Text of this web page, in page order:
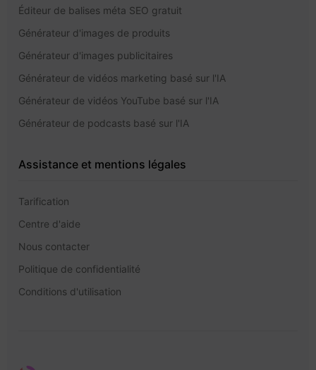
Éditeur de balises méta SEO gratuit
Générateur d'images de produits
Générateur d'images publicitaires
Générateur de vidéos marketing basé sur l'IA
Générateur de vidéos YouTube basé sur l'IA
Générateur de podcasts basé sur l'IA
Assistance et mentions légales
Tarification
Centre d'aide
Nous contacter
Politique de confidentialité
Conditions d'utilisation